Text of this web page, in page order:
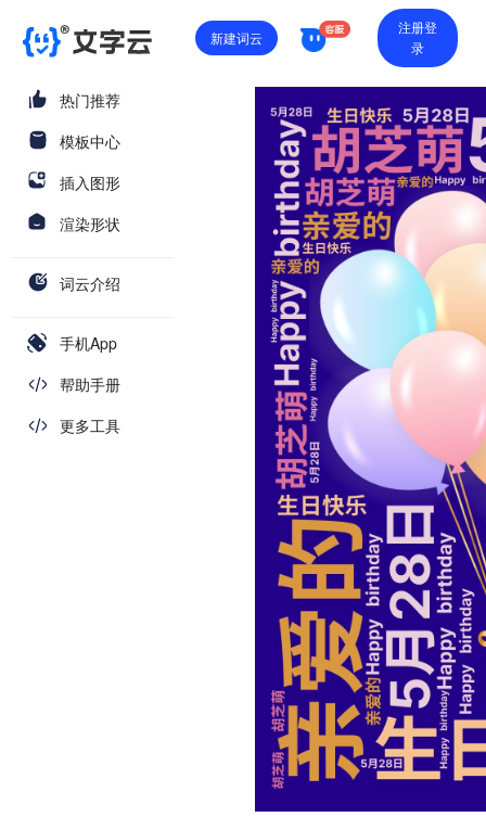
新建词云
注册登
录
热门推荐
模板中心
插入图形
渲染形状
词云介绍
手机App
帮助手册
更多工具